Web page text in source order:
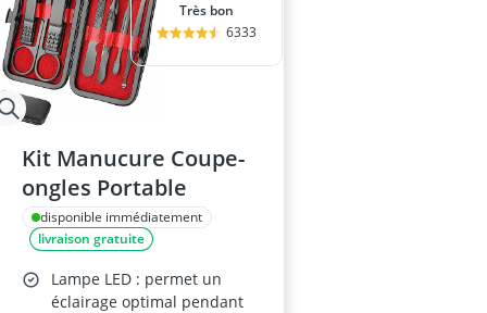
Très bon
6333
Kit Manucure Coupe-
ongles Portable
disponible immédiatement
livraison gratuite
Lampe LED : permet un
éclairage optimal pendant